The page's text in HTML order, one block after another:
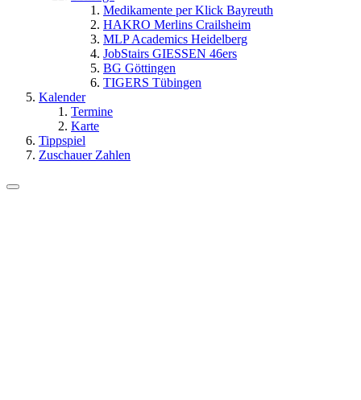
Medikamente per Klick Bayreuth
HAKRO Merlins Crailsheim
MLP Academics Heidelberg
JobStairs GIESSEN 46ers
BG Göttingen
TIGERS Tübingen
Kalender
Termine
Karte
Tippspiel
Zuschauer Zahlen